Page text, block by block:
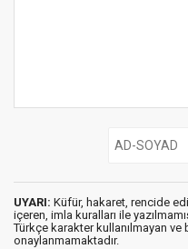
UYARI: Küfür, hakaret, rencide
içeren, imla kuralları ile
Türkçe karakter kullanılmayan ve
onaylanmamaktadır.